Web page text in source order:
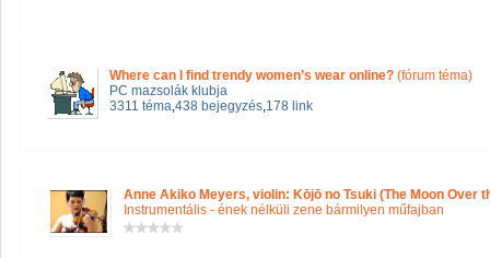
Where can I find trendy women’s wear online? (fórum téma)
PC mazsolák klubja
3311 téma,438 bejegyzés,178 link
Anne Akiko Meyers, violin: Kōjō no Tsuki (The Moon Over
Instrumentális - ének nélküli zene bármilyen műfajban